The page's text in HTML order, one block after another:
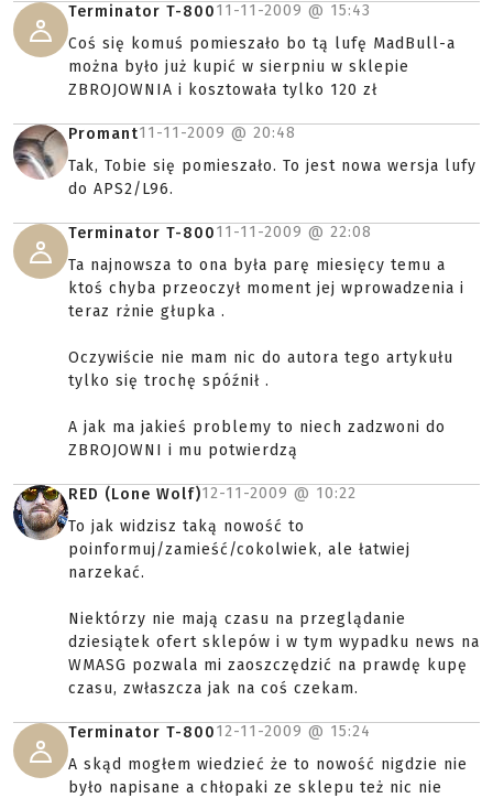
Terminator T-80011-11-2009 @ 15:43
Coś się komuś pomieszało bo tą lufę MadBull-a
można było już kupić w sierpniu w sklepie
ZBROJOWNIA i kosztowała tylko 120 zł
Promant11-11-2009 @ 20:48
Tak, Tobie się pomieszało. To jest nowa wersja lufy
do APS2/L96.
Terminator T-80011-11-2009 @ 22:08
Ta najnowsza to ona była parę miesięcy temu a
ktoś chyba przeoczył moment jej wprowadzenia i
teraz rżnie głupka .
Oczywiście nie mam nic do autora tego artykułu
tylko się trochę spóźnił .
A jak ma jakieś problemy to niech zadzwoni do
ZBROJOWNI i mu potwierdzą
RED (Lone Wolf)12-11-2009 @ 10:22
To jak widzisz taką nowość to
poinformuj/zamieść/cokolwiek, ale łatwiej
narzekać.
Niektórzy nie mają czasu na przeglądanie
dziesiątek ofert sklepów i w tym wypadku news na
WMASG pozwala mi zaoszczędzić na prawdę kupę
czasu, zwłaszcza jak na coś czekam.
Terminator T-80012-11-2009 @ 15:24
A skąd mogłem wiedzieć że to nowość nigdzie nie
było napisane a chłopaki ze sklepu też nic nie